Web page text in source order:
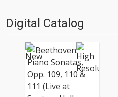
Digital Catalog